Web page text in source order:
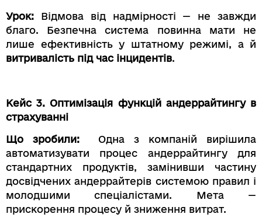
Урок: Відмова від надмірності — не завжди
благо. Безпечна система повинна мати не
лише ефективність у штатному режимі, а й
витривалість під час інцидентів.
Кейс 3. Оптимізація функцій андеррайтингу в
страхуванні
Що зробили: Одна з компаній вирішила
автоматизувати процес андеррайтингу для
стандартних продуктів, замінивши частину
досвідчених андеррайтерів системою правил і
молодшими спеціалістами. Мета —
прискорення процесу й зниження витрат.